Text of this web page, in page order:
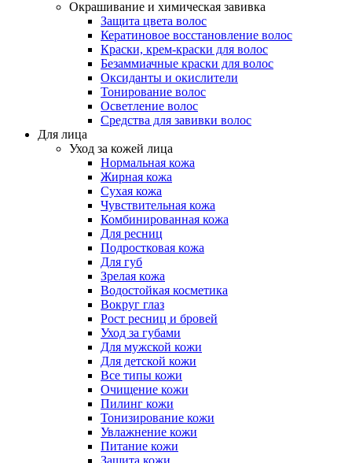
Окрашивание и химическая завивка
Защита цвета волос
Кератиновое восстановление волос
Краски, крем-краски для волос
Безаммиачные краски для волос
Оксиданты и окислители
Тонирование волос
Осветление волос
Средства для завивки волос
Для лица
Уход за кожей лица
Нормальная кожа
Жирная кожа
Сухая кожа
Чувствительная кожа
Комбинированная кожа
Для ресниц
Подростковая кожа
Для губ
Зрелая кожа
Водостойкая косметика
Вокруг глаз
Рост ресниц и бровей
Уход за губами
Для мужской кожи
Для детской кожи
Все типы кожи
Очищение кожи
Пилинг кожи
Тонизирование кожи
Увлажнение кожи
Питание кожи
Защита кожи